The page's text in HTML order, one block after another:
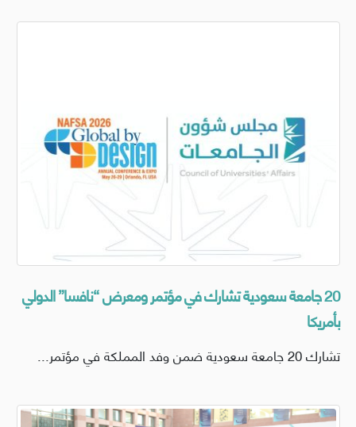
20 جامعة سعودية تشارك في مؤتمر ومعرض “نافسا” الدولي
بأمريكا
تشارك 20 جامعة سعودية ضمن وفد المملكة في مؤتمر...